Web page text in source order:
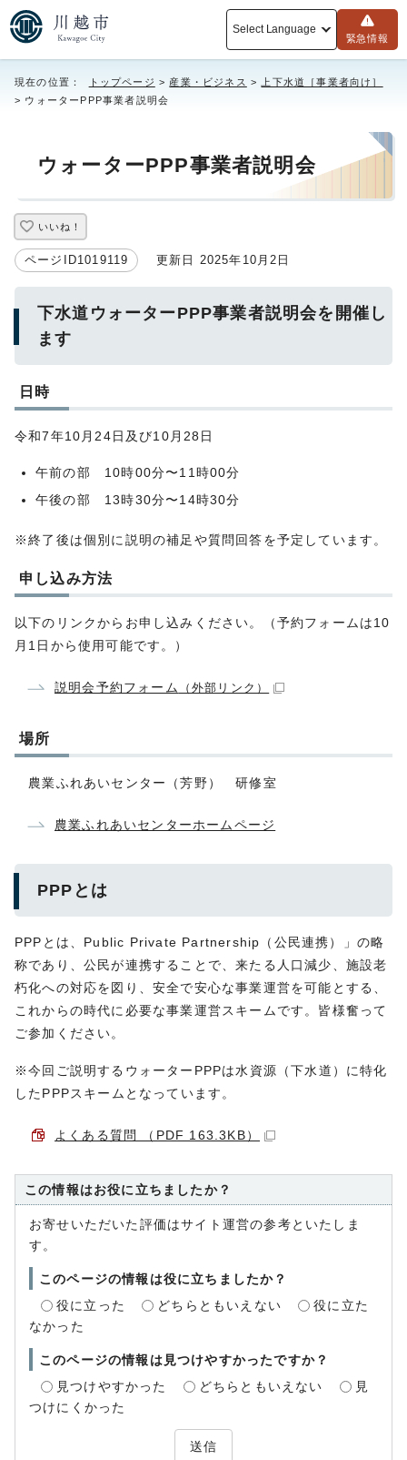
Select Language
緊急情報
現在の位置： トップページ > 産業・ビジネス >
上下水道［事業者向け］
> ウォーターPPP事業者説明会
ウォーターPPP事業者説明会
いいね！
ページID1019119 更新日 2025年10月2日
下水道ウォーターPPP事業者説明会を開催し
ます
日時
令和7年10月24日及び10月28日
午前の部 10時00分〜11時00分
午後の部 13時30分〜14時30分
※終了後は個別に説明の補足や質問回答を予定しています。
申し込み方法
以下のリンクからお申し込みください。（予約フォームは10
月1日から使用可能です。）
説明会予約フォーム （外部リンク）
場所
農業ふれあいセンター（芳野） 研修室
農業ふれあいセンターホームページ
PPPとは
PPPとは、 Public Private Partnership（公民連携）」 の略
称であり、公民が連携することで、来たる人口減少、施設老
朽化への対応を図り、安全で安心な事業運営を可能とする、
これからの時代に必要な事業運営スキームです。皆様奮って
ご参加ください。
※今回ご説明するウォーターPPPは水資源（下水道）に特化
したPPPスキームとなっています。
よくある質問 （PDF 163.3KB）
この情報はお役に立ちましたか？
お寄せいただいた評価はサイト運営の参考といたしま
す。
このページの情報は役に立ちましたか？
役に立った
どちらともいえない
役に立た
なかった
このページの情報は見つけやすかったですか？
見つけやすかった
どちらともいえない
見
つけにくかった
送信